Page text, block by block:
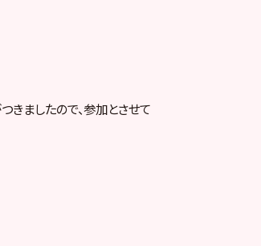
ましたので、参加とさせて